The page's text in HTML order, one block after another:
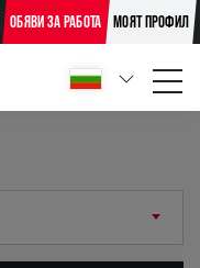
ОБЯВИ ЗА РАБОТА МОЯТ ПРОФИЛ